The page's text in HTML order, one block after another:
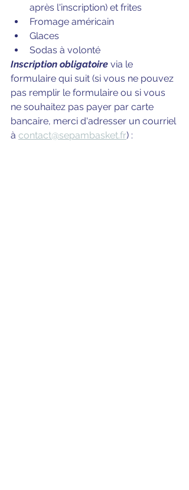
après l'inscription) et frites
Fromage américain
Glaces
Sodas à volonté
Inscription obligatoire via le
formulaire qui suit (si vous ne pouvez
pas remplir le formulaire ou si vous
ne souhaitez pas payer par carte
bancaire, merci d'adresser un courriel
à contact@sepambasket.fr) :